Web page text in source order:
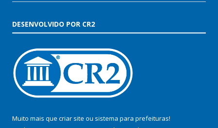
DESENVOLVIDO POR CR2
Muito mais que criar site ou sistema para prefeituras!